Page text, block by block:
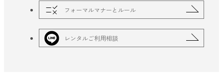
フォーマルマナーとルール
レンタルご利用相談